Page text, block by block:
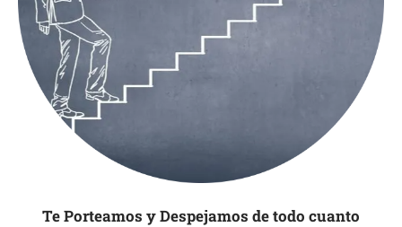
Te Porteamos y Despejamos de todo cuanto